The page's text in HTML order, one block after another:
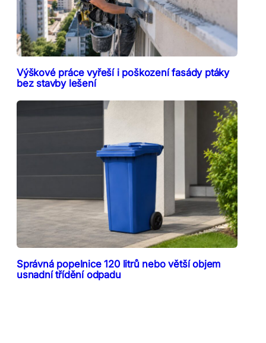
Výškové práce vyřeší i poškození fasády ptáky
bez stavby lešení
Správná popelnice 120 litrů nebo větší objem
usnadní třídění odpadu